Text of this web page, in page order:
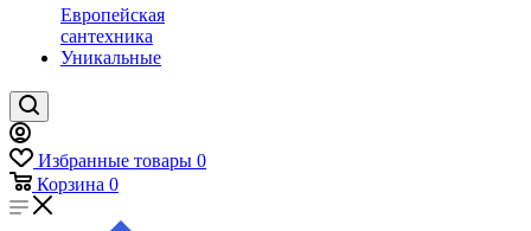
Европейская
сантехника
Уникальные
Избранные товары 0
Корзина 0